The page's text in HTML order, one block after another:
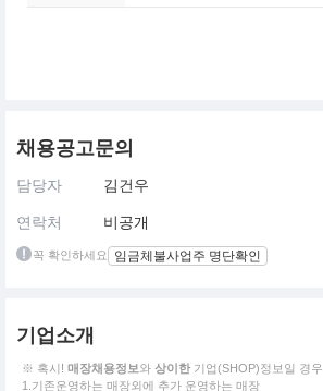
채용공고문의
담당자 김건우
연락처 비공개
꼭 확인하세요 임금체불사업주 명단확인
기업소개
※ 혹시! 매장채용정보와 상이한 기업(SHOP)정보일 경우
1.기존운영하는 매장외에 추가 운영하는 매장